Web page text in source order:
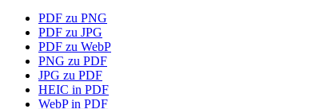
PDF zu PNG
PDF zu JPG
PDF zu WebP
PNG zu PDF
JPG zu PDF
HEIC in PDF
WebP in PDF